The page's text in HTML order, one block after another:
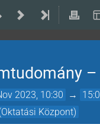
2023, 10:30 →
Központ)